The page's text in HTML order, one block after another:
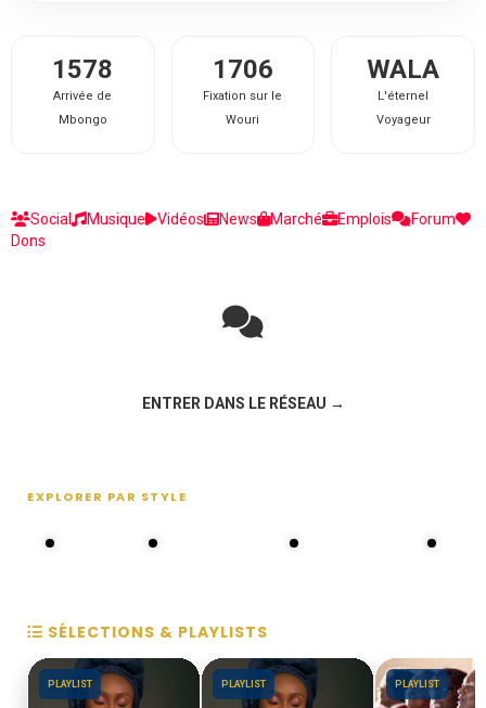
1578
Arrivée de
Mbongo
1706
Fixation sur le
Wouri
WALA
L'éternel
Voyageur
Social Musique Vidéos News Marché Emplois
Forum
Dons
ENTRER DANS LE RÉSEAU →
EXPLORER PAR STYLE
SÉLECTIONS & PLAYLISTS
PLAYLIST PLAYLIST PLAYLIST